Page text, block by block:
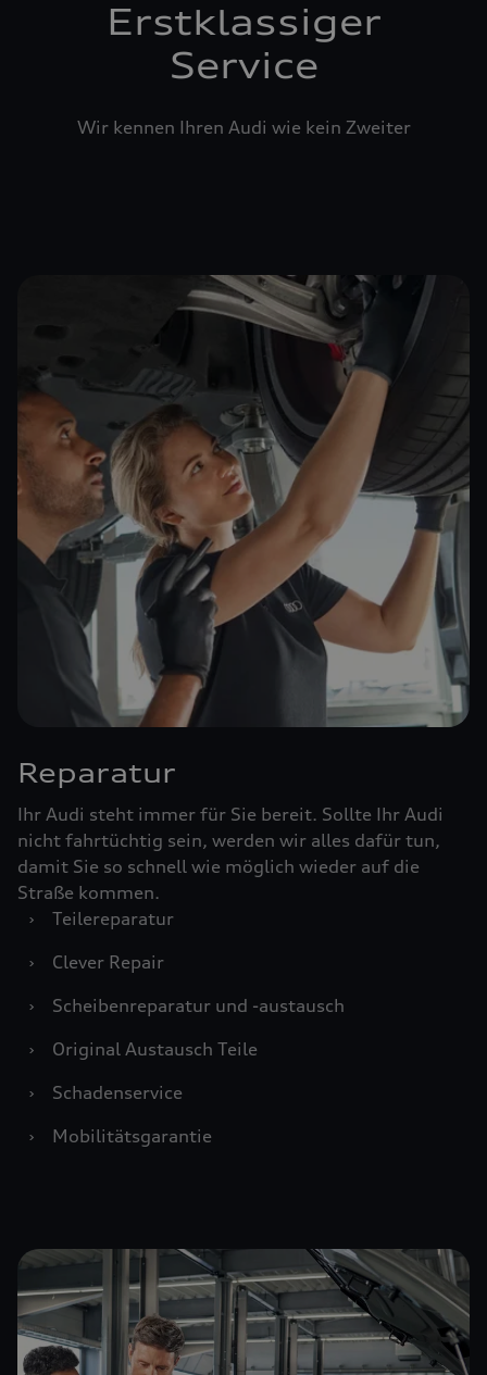
Erstklassiger
Service
Wir kennen Ihren Audi wie kein Zweiter
Reparatur
Ihr Audi steht immer für Sie bereit. Sollte Ihr Audi
nicht fahrtüchtig sein, werden wir alles dafür tun,
damit Sie so schnell wie möglich wieder auf die
Straße kommen.
›
Teilereparatur
›
Clever Repair
›
Scheibenreparatur und -austausch
›
Original Austausch Teile
›
Schadenservice
›
Mobilitätsgarantie